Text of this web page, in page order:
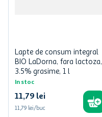
Lapte de consum integral
BIO LaDorna, fara lactoza,
3.5% grasime, 1 l
In stoc
11,79 lei
11,79 lei/buc